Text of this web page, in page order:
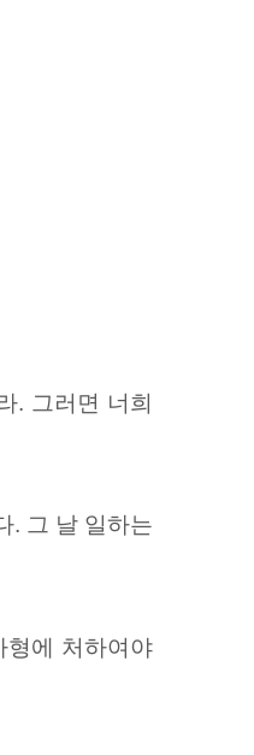
. 그러면 너희
. 그 날 일하는
형에 처하여야